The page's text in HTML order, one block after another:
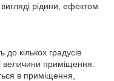
рідини, ефектом
до кількох градусів
величини приміщення.
в приміщення,